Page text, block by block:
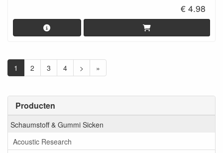
Producten
Schaumstoff & Gummi Sicken
Acoustic Research
€ 4.98
1 2 3 4 > »